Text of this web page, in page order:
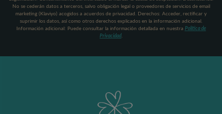
No se cederán datos a terceros, salvo obligación legal o proveedores de servicios de email
marketing (Klaviyo) acogidos a acuerdos de privacidad. Derechos: Acceder, rectificar y
suprimir los datos, así como otros derechos explicados en la información adicional.
Información adicional: Puede consultar la información detallada en nuestra Política de
Privacidad